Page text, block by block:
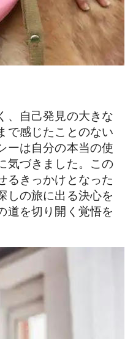
、自己発見の大きな
で感じたことのない
ーは自分の本当の使
気づきました。この
るきっかけとなった
しの旅に出る決心を
道を切り開く覚悟を